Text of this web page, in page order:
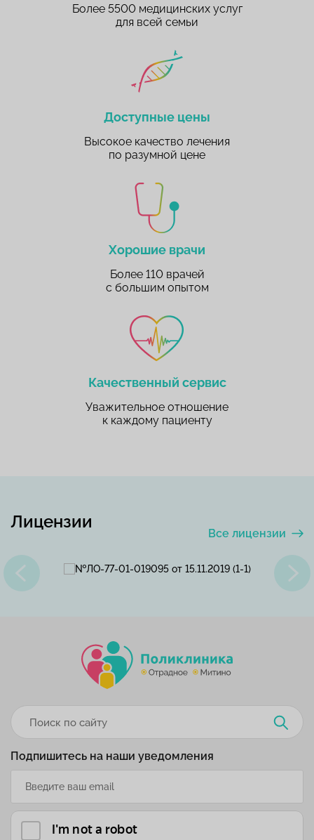
Более 5500 медицинских услуг
для всей семьи
Доступные цены
Высокое качество лечения
по разумной цене
Хорошие врачи
Более 110 врачей
с большим опытом
Качественный сервис
Уважительное отношение
к каждому пациенту
Лицензии
Все лицензии
Подпишитесь на наши уведомления